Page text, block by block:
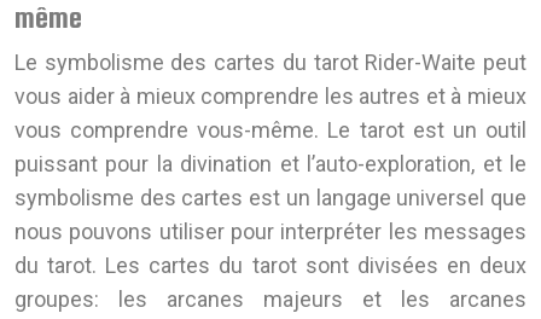
même
Le symbolisme des cartes du tarot Rider-Waite peut
vous aider à mieux comprendre les autres et à mieux
vous comprendre vous-même. Le tarot est un outil
puissant pour la divination et l’auto-exploration, et le
symbolisme des cartes est un langage universel que
nous pouvons utiliser pour interpréter les messages
du tarot. Les cartes du tarot sont divisées en deux
groupes: les arcanes majeurs et les arcanes